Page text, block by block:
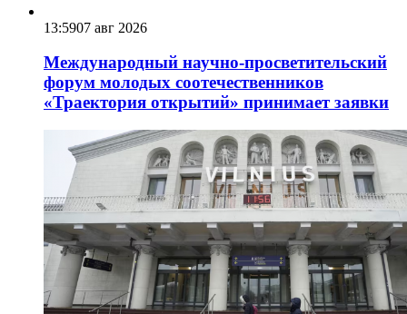
13:5907 авг 2026
Международный научно-просветительский
форум молодых соотечественников
«Траектория открытий» принимает заявки